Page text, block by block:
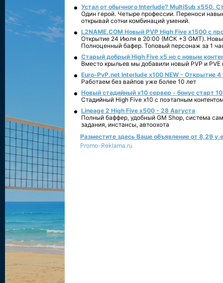
Устал от обычного Interlude? MultiSub x550.
Один герой. Четыре профессии. Переноси
открывай сотни комбинаций умений.
L2NAME.COM Новый PVP High Five x1500 с
Открытие 24 Июля в 20:00 (МСК +3 GMT).
Полноценный бафер. Топовый персонаж за 1
Старый добрый High Five x5 но с новым
Вместо крыльев мы добавили новый PVP и PVE
Euro-PvP.net Interlude х100 NEW - Открытие 4
Работаем без вайпов уже более 10 лет
Новый стадийный х10 сервер - бонус старт
Стадийный High Five x10 с поэтапным
Lineage 2 High Five x500 - 28 Августа
Полный баффер, удобный GM Shop, система
задания, инстансы, автоохота
Разместите здесь Ваше объявление от 8,29
Promo-Reklama.ru